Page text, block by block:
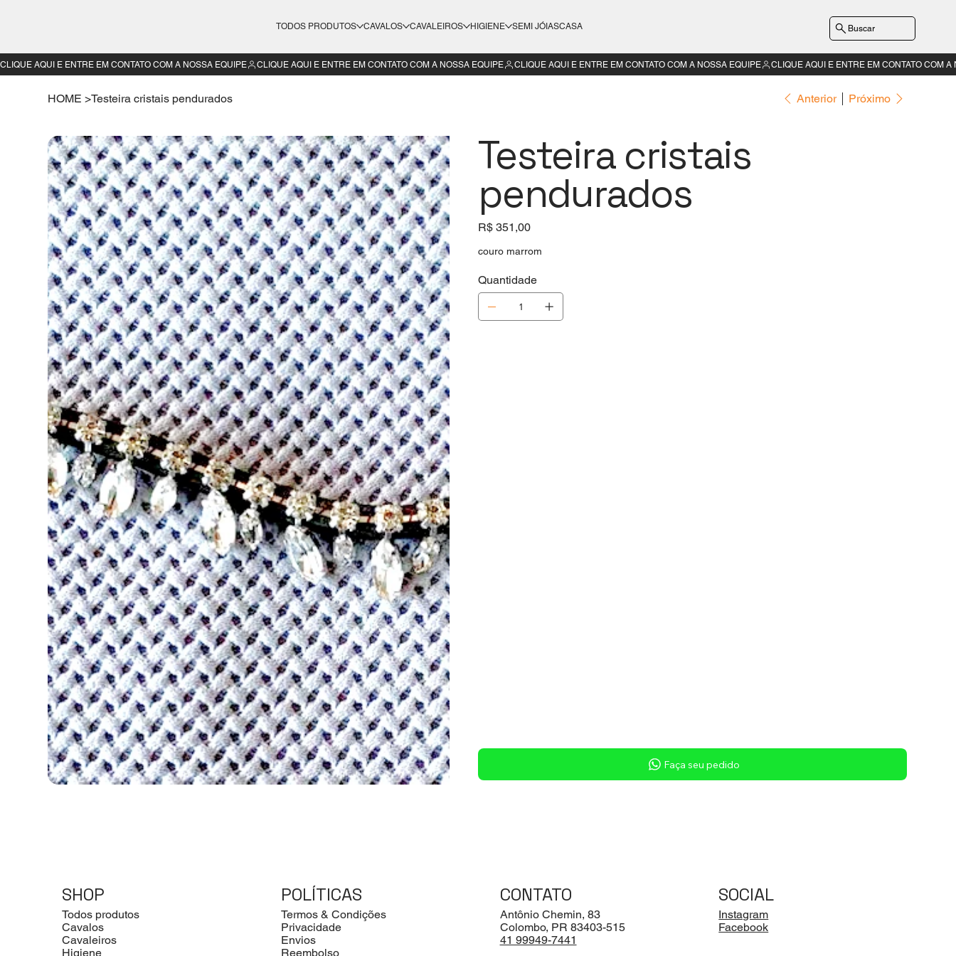
TODOS PRODUTOS CAVALOS CAVALEIROS HIGIENE SEMI JÓIASCASA Buscar
HOME >Testeira cristais pendurados Anterior Próximo
Testeira cristais
pendurados
Preço
R$ 351,00
couro marrom
Quantidade
Faça seu pedido
CLIQUE AQUI E ENTRE EM CONTATO COM A NOSSA EQUIPE
SHOP
Todos produtos
Cavalos
Cavaleiros
Higiene
POLÍTICAS
Termos & Condições
Privacidade
Envios
Reembolso
CONTATO
Antônio Chemin, 83
Colombo, PR 83403-515
41 99949-7441
SOCIAL
Instagram
Facebook